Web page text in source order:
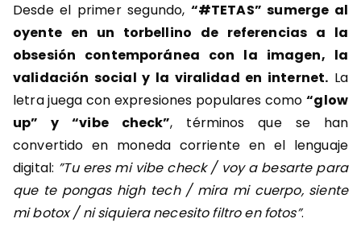
Desde el primer segundo, “#TETAS” sumerge al
oyente en un torbellino de referencias a la
obsesión contemporánea con la imagen, la
validación social y la viralidad en internet. La
letra juega con expresiones populares como“glow
up” y “vibe check”, términos que se han
convertido en moneda corriente en el lenguaje
digital: ”Tu eres mi vibe check / voy a besarte para
que te pongas high tech / mira mi cuerpo, siente
mi botox / ni siquiera necesito filtro en fotos”.